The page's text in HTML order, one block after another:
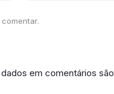
em comentários são